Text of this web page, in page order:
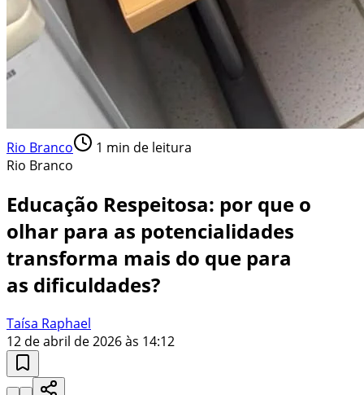
Rio Branco 1 min de leitura
Rio Branco
Educação Respeitosa: por que o
olhar para as potencialidades
transforma mais do que para
as dificuldades?
Taísa Raphael
12 de abril de 2026 às 14:12